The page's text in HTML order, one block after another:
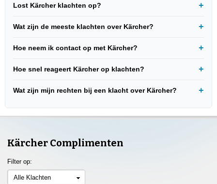
Lost Kärcher klachten op?
Wat zijn de meeste klachten over Kärcher?
Hoe neem ik contact op met Kärcher?
Hoe snel reageert Kärcher op klachten?
Wat zijn mijn rechten bij een klacht over Kärcher?
Kärcher Complimenten
Filter op:
Alle Klachten